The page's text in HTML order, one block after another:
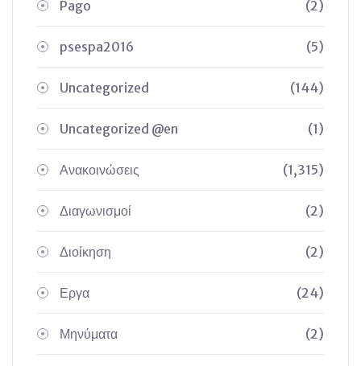
Pago (2)
psespa2016 (5)
Uncategorized (144)
Uncategorized @en (1)
Ανακοινώσεις (1,315)
Διαγωνισμοί (2)
Διοίκηση (2)
Εργα (24)
Μηνύματα (2)